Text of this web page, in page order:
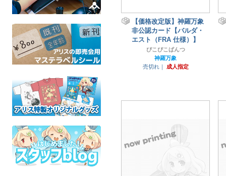
【価格改定版】神羅万象
非公認カード【バルダ・
エスト（FRA 仕様）】
ぴこぴこぱんつ
神羅万象
売切れ｜
成人指定